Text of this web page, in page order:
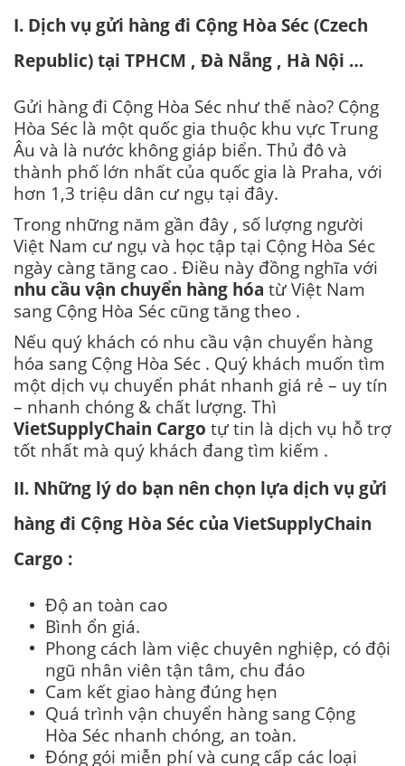
I. Dịch vụ gửi hàng đi Cộng Hòa Séc (Czech
Republic) tại TPHCM , Đà Nẵng , Hà Nội …
Gửi hàng đi Cộng Hòa Séc như thế nào? Cộng
Hòa Séc là một quốc gia thuộc khu vực Trung
Âu và là nước không giáp biển. Thủ đô và
thành phố lớn nhất của quốc gia là Praha, với
hơn 1,3 triệu dân cư ngụ tại đây.
Trong những năm gần đây , số lượng người
Việt Nam cư ngụ và học tập tại Cộng Hòa Séc
ngày càng tăng cao . Điều này đồng nghĩa với
nhu cầu vận chuyển hàng hóa từ Việt Nam
sang Cộng Hòa Séc cũng tăng theo .
Nếu quý khách có nhu cầu vận chuyển hàng
hóa sang Cộng Hòa Séc . Quý khách muốn tìm
một dịch vụ chuyển phát nhanh giá rẻ – uy tín
– nhanh chóng & chất lượng. Thì
VietSupplyChain Cargo tự tin là dịch vụ hỗ trợ
tốt nhất mà quý khách đang tìm kiếm .
II. Những lý do bạn nên chọn lựa dịch vụ gửi
hàng đi Cộng Hòa Séc của VietSupplyChain
Cargo :
Độ an toàn cao
Bình ổn giá.
Phong cách làm việc chuyên nghiệp, có đội
ngũ nhân viên tận tâm, chu đáo
Cam kết giao hàng đúng hẹn
Quá trình vận chuyển hàng sang Cộng
Hòa Séc nhanh chóng, an toàn.
Đóng gói miễn phí và cung cấp các loại